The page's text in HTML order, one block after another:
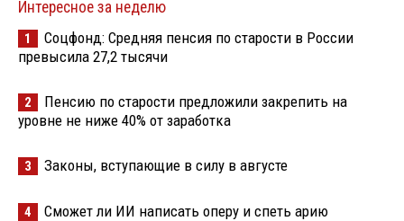
Интересное за неделю
1
Соцфонд: Средняя пенсия по старости в России
превысила 27,2 тысячи
2
Пенсию по старости предложили закрепить на
уровне не ниже 40% от заработка
3 Законы, вступающие в силу в августе
4 Сможет ли ИИ написать оперу и спеть арию